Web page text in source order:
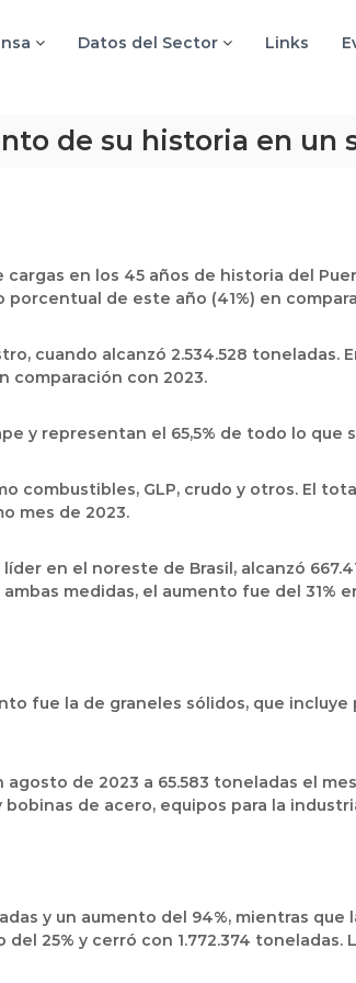
Datos del Sector Links
de su historia en un
en los 45 años de historia del
de este año (41%) en
cuando alcanzó 2.534.528 toneladas.
comparación con 2023.
y representan el 65,5% de todo lo que
combustibles, GLP, crudo y otros. El
mes de 2023.
en el noreste de Brasil, alcanzó
medidas, el aumento fue del 31%
fue la de graneles sólidos, que
de 2023 a 65.583 toneladas el
de acero, equipos para la
y un aumento del 94%, mientras
25% y cerró con 1.772.374